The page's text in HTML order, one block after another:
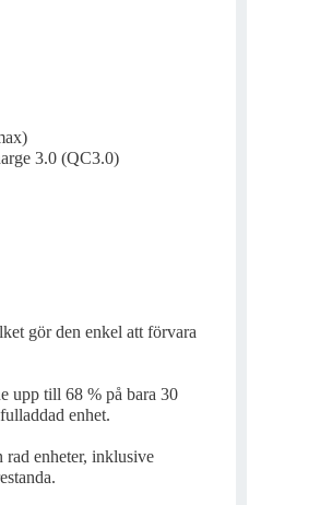
3.0 (QC3.0)
gör den enkel att förvara
upp till 68 % på bara 30
enhet.
enheter, inklusive